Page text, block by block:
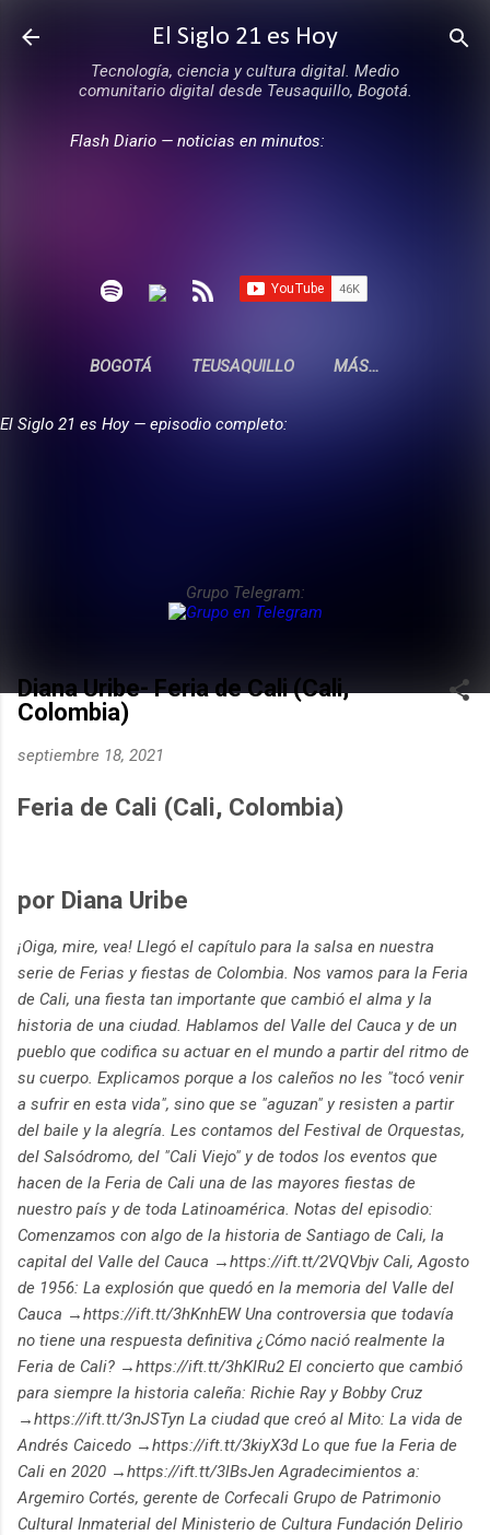
Ir al contenido principal
El Siglo 21 es Hoy
Tecnología, ciencia y cultura digital. Medio
comunitario digital desde Teusaquillo, Bogotá.
Flash Diario — noticias en minutos:
BOGOTÁ TEUSAQUILLO MÁS…
El Siglo 21 es Hoy — episodio completo:
Grupo Telegram:
Diana Uribe- Feria de Cali (Cali,
Colombia)
septiembre 18, 2021
Feria de Cali (Cali, Colombia)
por Diana Uribe
¡Oiga, mire, vea! Llegó el capítulo para la salsa en nuestra
serie de Ferias y fiestas de Colombia. Nos vamos para la Feria
de Cali, una fiesta tan importante que cambió el alma y la
historia de una ciudad. Hablamos del Valle del Cauca y de un
pueblo que codifica su actuar en el mundo a partir del ritmo de
su cuerpo. Explicamos porque a los caleños no les "tocó venir
a sufrir en esta vida", sino que se "aguzan" y resisten a partir
del baile y la alegría. Les contamos del Festival de Orquestas,
del Salsódromo, del "Cali Viejo" y de todos los eventos que
hacen de la Feria de Cali una de las mayores fiestas de
nuestro país y de toda Latinoamérica. Notas del episodio:
Comenzamos con algo de la historia de Santiago de Cali, la
capital del Valle del Cauca →https://ift.tt/2VQVbjv Cali, Agosto
de 1956: La explosión que quedó en la memoria del Valle del
Cauca →https://ift.tt/3hKnhEW Una controversia que todavía
no tiene una respuesta definitiva ¿Cómo nació realmente la
Feria de Cali? →https://ift.tt/3hKlRu2 El concierto que cambió
para siempre la historia caleña: Richie Ray y Bobby Cruz
→https://ift.tt/3nJSTyn La ciudad que creó al Mito: La vida de
Andrés Caicedo →https://ift.tt/3kiyX3d Lo que fue la Feria de
Cali en 2020 →https://ift.tt/3lBsJen Agradecimientos a:
Argemiro Cortés, gerente de Corfecali Grupo de Patrimonio
Cultural Inmaterial del Ministerio de Cultura Fundación Delirio